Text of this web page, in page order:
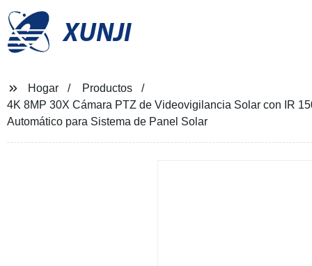
XUNJI
Hogar
Productos
4K 8MP 30X Cámara PTZ de Videovigilancia Solar con IR
Automático para Sistema de Panel Solar